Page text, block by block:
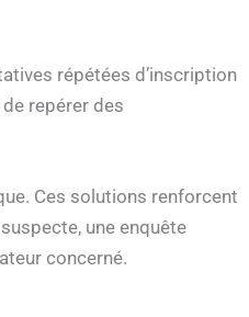
répétées d’inscription
repérer des
Ces solutions renforcent
une enquête
concerné.